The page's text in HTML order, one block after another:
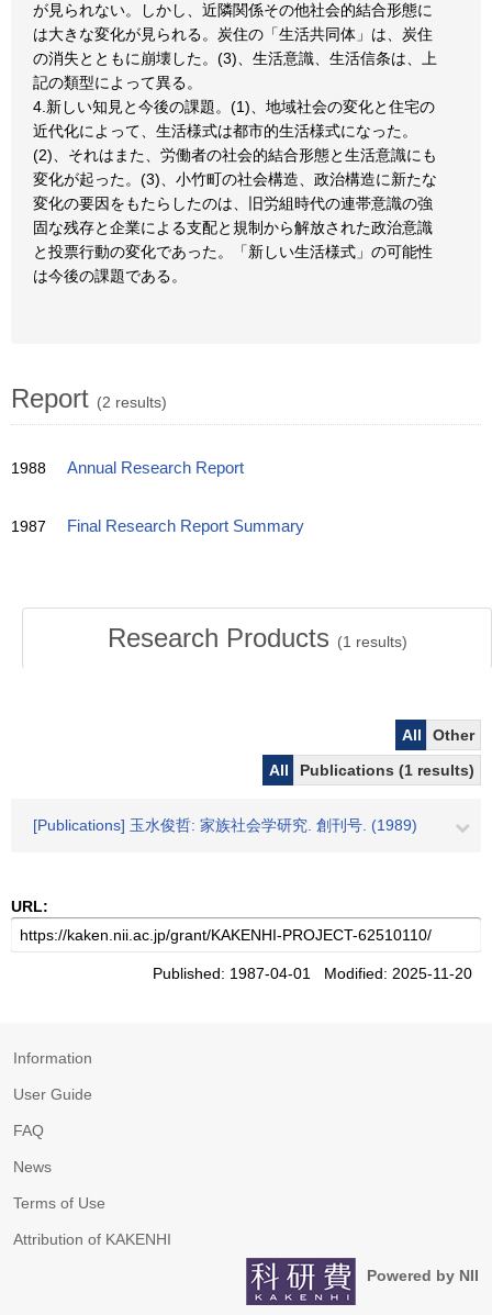
が見られない。しかし、近隣関係その他社会的結合形態に
は大きな変化が見られる。炭住の「生活共同体」は、炭住
の消失とともに崩壊した。(3)、生活意識、生活信条は、上
記の類型によって異る。
4.新しい知見と今後の課題。(1)、地域社会の変化と住宅の
近代化によって、生活様式は都市的生活様式になった。
(2)、それはまた、労働者の社会的結合形態と生活意識にも
変化が起った。(3)、小竹町の社会構造、政治構造に新たな
変化の要因をもたらしたのは、旧労組時代の連帯意識の強
固な残存と企業による支配と規制から解放された政治意識
と投票行動の変化であった。「新しい生活様式」の可能性
は今後の課題である。
Report (2 results)
1988 Annual Research Report
1987 Final Research Report Summary
Research Products (1 results)
All
Other
All
Publications (1 results)
[Publications] 玉水俊哲: 家族社会学研究. 創刊号. (1989)
URL:
Published: 1987-04-01 Modified: 2025-11-20
Information
User Guide
FAQ
News
Terms of Use
Attribution of KAKENHI
Powered by NII